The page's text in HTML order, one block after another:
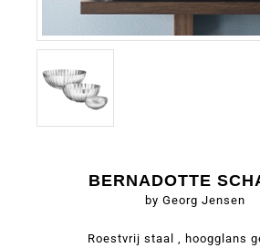
BERNADOTTE
by Georg Jensen
Roestvrij staal , hoogglans